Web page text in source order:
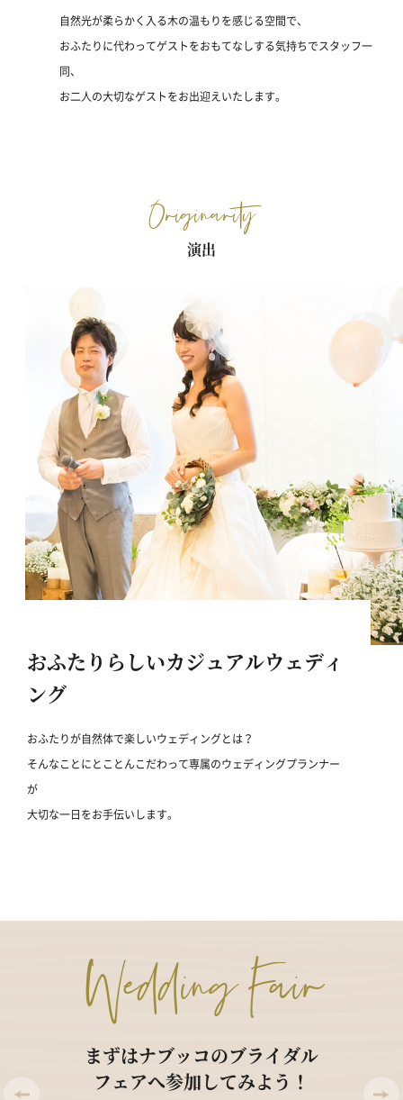
自然光が柔らかく入る木の温もりを感じる空間で、
おふたりに代わってゲストをおもてなしする気持ちでスタッフ一
同、
お二人の大切なゲストをお出迎えいたします。
Originarity
演出
おふたりらしいカジュアルウェディ
ング
おふたりが自然体で楽しいウェディングとは？
そんなことにとことんこだわって専属のウェディングプランナー
が
大切な一日をお手伝いします。
Wedding Fair
まずはナブッコのブライダル
フェアへ参加してみよう！